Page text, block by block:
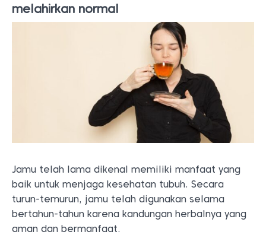
melahirkan normal
Jamu telah lama dikenal memiliki manfaat yang
baik untuk menjaga kesehatan tubuh. Secara
turun-temurun, jamu telah digunakan selama
bertahun-tahun karena kandungan herbalnya yang
aman dan bermanfaat.